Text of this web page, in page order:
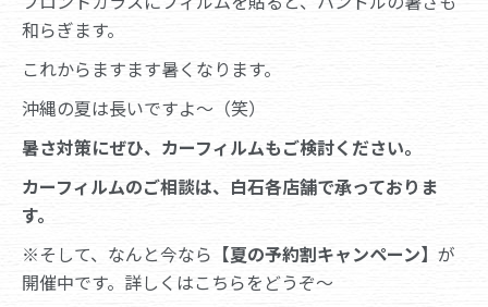
和らぎます。
これからますます暑くなります。
沖縄の夏は長いですよ～（笑）
暑さ対策にぜひ、カーフィルムもご検討ください。
カーフィルムのご相談は、白石各店舗で承っておりま
す。
※そして、なんと今なら 【夏の予約割キャンペーン】 が
開催中です。詳しくはこちらをどうぞ～